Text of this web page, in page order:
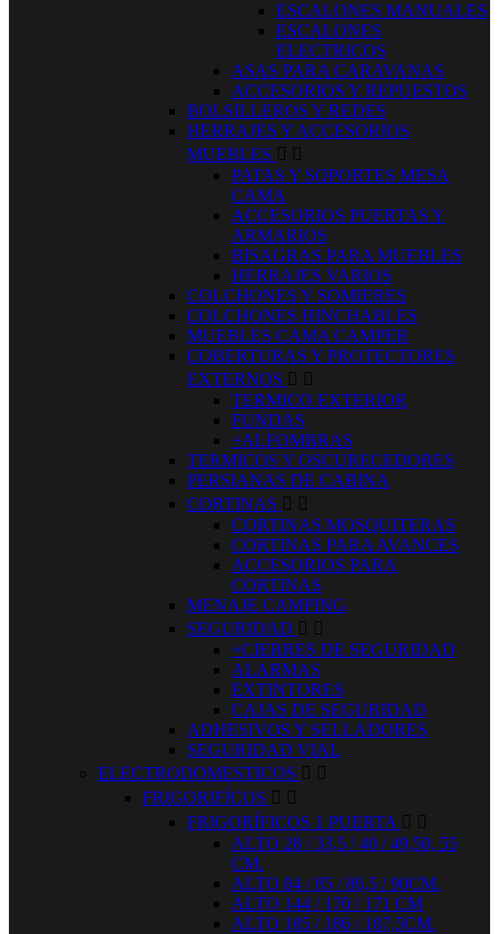
ESCALONES MANUALES
ESCALONES
ELECTRICOS
ASAS PARA CARAVANAS
ACCESORIOS Y REPUESTOS
BOLSILLEROS Y REDES
HERRAJES Y ACCESORIOS
MUEBLES  
PATAS Y SOPORTES MESA
CAMA
ACCESORIOS PUERTAS Y
ARMARIOS
BISAGRAS PARA MUEBLES
HERRAJES VARIOS
COLCHONES Y SOMIERES
COLCHONES HINCHABLES
MUEBLES CAMA CAMPER
COBERTURAS Y PROTECTORES
EXTERNOS  
TERMICO EXTERIOR
FUNDAS
+ALFOMBRAS
TERMICOS Y OSCURECEDORES
PERSIANAS DE CABINA
CORTINAS  
CORTINAS MOSQUITERAS
CORTINAS PARA AVANCES
ACCESORIOS PARA
CORTINAS
MENAJE CAMPING
SEGURIDAD  
+CIERRES DE SEGURIDAD
ALARMAS
EXTINTORES
CAJAS DE SEGURIDAD
ADHESIVOS Y SELLADORES
SEGURIDAD VIAL
ELECTRODOMESTICOS  
FRIGORIFÍCOS  
FRIGORÍFICOS 1 PUERTA  
ALTO 28 / 33,5 / 40 / 49,50, 55
CM.
ALTO 84 / 85 / 86,5 / 90CM.
ALTO 144 / 170 / 171 CM
ALTO 185 / 186 / 187,5CM.